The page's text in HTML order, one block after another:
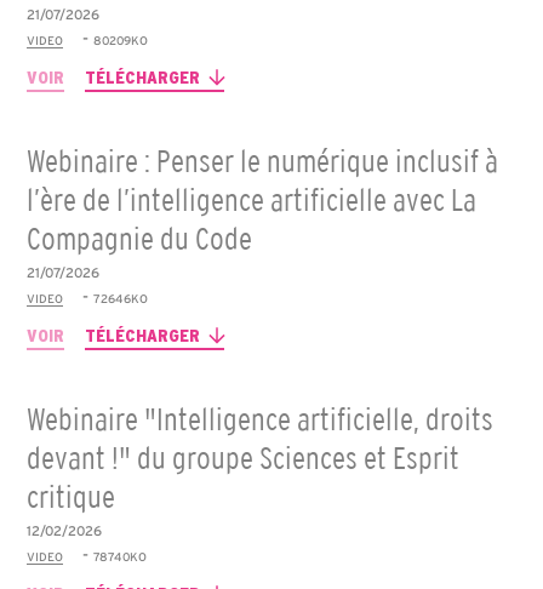
21/07/2026
VIDEO -80209KO
VOIR TÉLÉCHARGER
Webinaire : Penser le numérique inclusif à
l’ère de l’intelligence artificielle avec La
Compagnie du Code
21/07/2026
VIDEO -72646KO
VOIR TÉLÉCHARGER
Webinaire "Intelligence artificielle, droits
devant !" du groupe Sciences et Esprit
critique
12/02/2026
VIDEO -78740KO